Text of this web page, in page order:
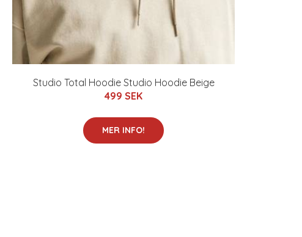
Studio Total Hoodie Studio Hoodie Beige
499 SEK
MER INFO!